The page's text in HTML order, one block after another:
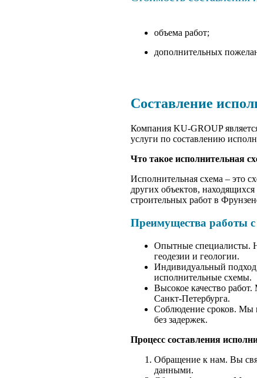
объема работ;
дополнительных
Составление
Компания KU-GROUP
услуги по составлению
Что такое исполнительная
Исполнительная схема – это
других объектов,
строительных работ в
Преимущества работы
Опытные специалисты.
геодезии и геологии.
Индивидуальный
исполнительные схемы.
Высокое качество
Санкт-Петербурга.
Соблюдение сроков. Мы
без задержек.
Процесс составления
Обращение к нам. Вы
данными.